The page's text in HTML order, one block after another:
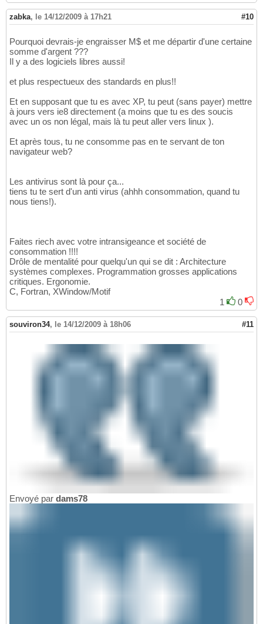
zabka, le 14/12/2009 à 17h21 #10
Pourquoi devrais-je engraisser M$ et me départir d'une certaine
somme d'argent ???
Il y a des logiciels libres aussi!
et plus respectueux des standards en plus!!
Et en supposant que tu es avec XP, tu peut (sans payer) mettre
à jours vers ie8 directement (a moins que tu es des soucis
avec un os non légal, mais là tu peut aller vers linux ).
Et après tous, tu ne consomme pas en te servant de ton
navigateur web?
Les antivirus sont là pour ça...
tiens tu te sert d'un anti virus (ahhh consommation, quand tu
nous tiens!).
Faites riech avec votre intransigeance et société de
consommation !!!!
Drôle de mentalité pour quelqu'un qui se dit : Architecture
systèmes complexes. Programmation grosses applications
critiques. Ergonomie.
C, Fortran, XWindow/Motif
1
0
souviron34, le 14/12/2009 à 18h06 #11
Envoyé par dams78